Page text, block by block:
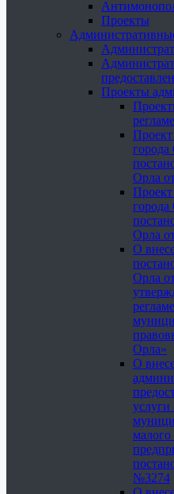
Проекты
Проекты
Орла
Орла
О
Орла
Орла»
О
малого
№3274